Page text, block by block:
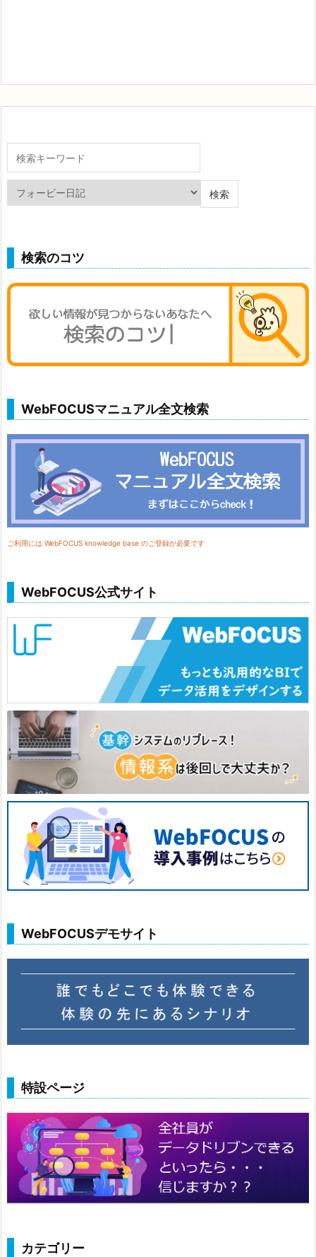
検索のコツ
WebFOCUSマニュアル全文検索
ご利用には WebFOCUS knowledge base のご登録が必要です
WebFOCUS公式サイト
WebFOCUSデモサイト
特設ページ
カテゴリー